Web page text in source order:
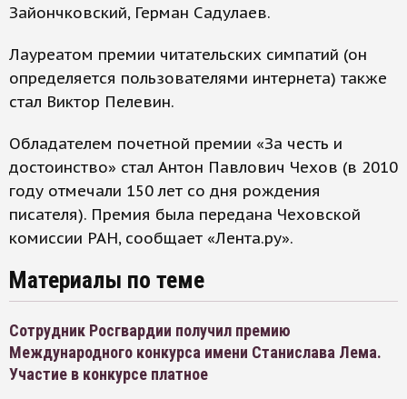
Зайончковский, Герман Садулаев.
Лауреатом премии читательских симпатий (он
определяется пользователями интернета) также
стал Виктор Пелевин.
Обладателем почетной премии «За честь и
достоинство» стал Антон Павлович Чехов (в 2010
году отмечали 150 лет со дня рождения
писателя). Премия была передана Чеховской
комиссии РАН, сообщает «Лента.ру».
Материалы по теме
Сотрудник Росгвардии получил премию
Международного конкурса имени Станислава Лема.
Участие в конкурсе платное